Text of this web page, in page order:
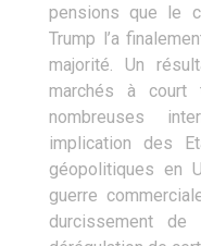
pensions que le
Trump l’a
majorité. Un
marchés à court
nombreuses
implication des
géopolitiques en
guerre
durcissement de